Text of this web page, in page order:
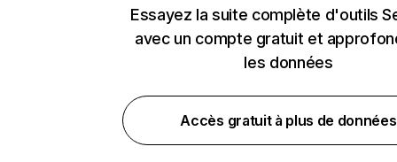
Essayez la suite complète d'outils
avec un compte gratuit et
les données
Accès gratuit à plus de données